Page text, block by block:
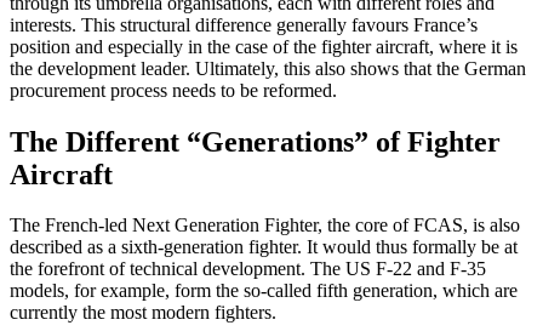
interests. This structural dif­fer­ence generally favours France’s
position and especially in the case of the fighter air­craft, where it is
the development leader. Ultimately, this also shows that the German
procurement process needs to be reformed.
The Different “Generations” of Fighter
Aircraft
The French-led Next Generation Fighter, the core of FCAS, is also
described as a sixth-generation fighter. It would thus formally be at
the forefront of technical development. The US F-22 and F-35
models, for example, form the so-called fifth generation, which are
currently the most modern fighters.